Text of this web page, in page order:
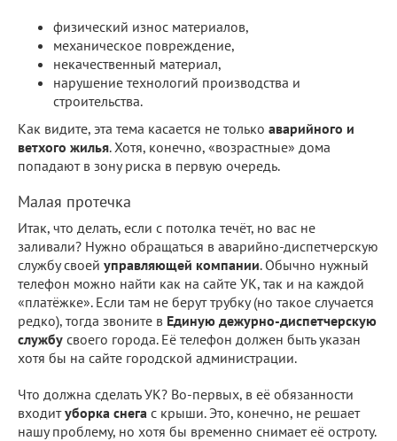
физический износ материалов,
механическое повреждение,
некачественный материал,
нарушение технологий производства и
строительства.
Как видите, эта тема касается не только аварийного и
ветхого жилья. Хотя, конечно, «возрастные» дома
попадают в зону риска в первую очередь.
Малая протечка
Итак, что делать, если с потолка течёт, но вас не
заливали? Нужно обращаться в аварийно-диспетчерскую
службу своей управляющей компании. Обычно нужный
телефон можно найти как на сайте УК, так и на каждой
«платёжке». Если там не берут трубку (но такое случается
редко), тогда звоните в Единую дежурно-диспетчерскую
службу своего города. Её телефон должен быть указан
хотя бы на сайте городской администрации.
Что должна сделать УК? Во-первых, в её обязанности
входитуборка снега с крыши. Это, конечно, не решает
нашу проблему, но хотя бы временно снимает её остроту.